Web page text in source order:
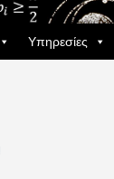
Υπηρεσίες